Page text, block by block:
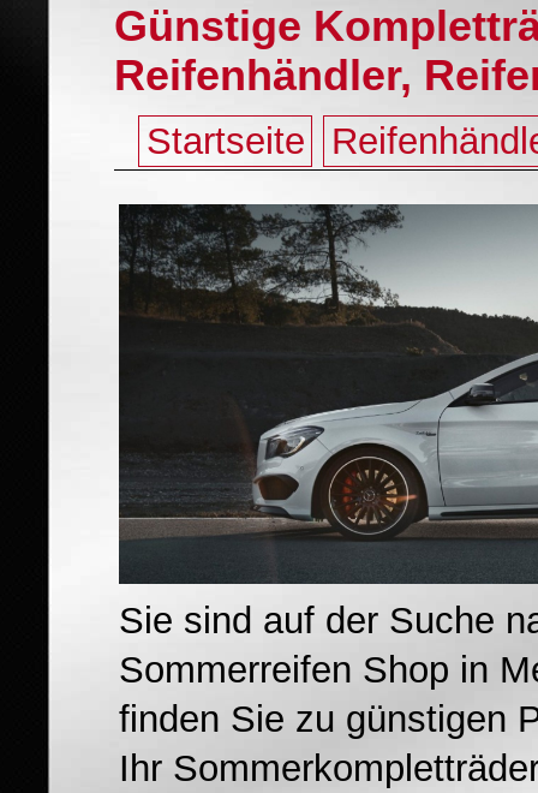
Günstige
Reifenhändler,
Startseite
Sie sind auf der Suche
Sommerreifen Shop in
finden Sie zu günstigen
Ihr